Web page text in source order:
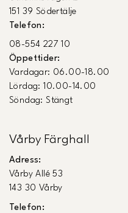
151 39 Södertälje
Telefon:
08-554 227 10
Öppettider:
Vardagar: 06.00-18.00
Lördag: 10.00-14.00
Söndag: Stängt
Vårby Färghall
Adress:
Vårby Allé 53
143 30 Vårby
Telefon: